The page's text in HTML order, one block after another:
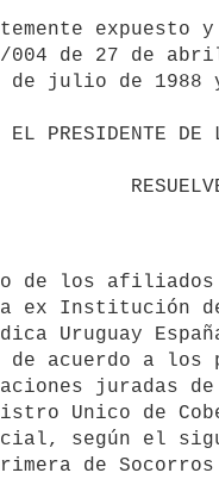
004 de 27 de
de julio de 1988
ex Institución
Uruguay
acuerdo a los
juradas
Unico de
según el
de